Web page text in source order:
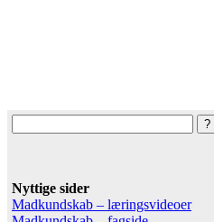
Nyttige sider
Madkundskab – læringsvideoer